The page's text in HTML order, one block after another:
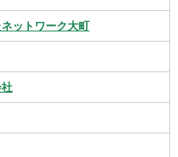
ットワーク大町